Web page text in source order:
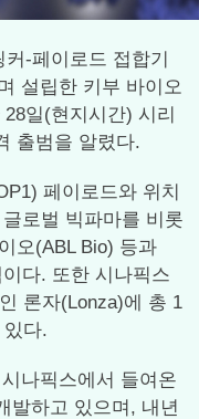
-페이로드 접합기
설립한 키부 바이오
일(현지시간) 시리
출범을 알렸다.
페이로드와 위치
로벌 빅파마를 비롯
오(ABL Bio) 등과
다. 또한 시나픽스
론자(Lonza)에 총 1
다.
나픽스에서 들여온
발하고 있으며, 내년